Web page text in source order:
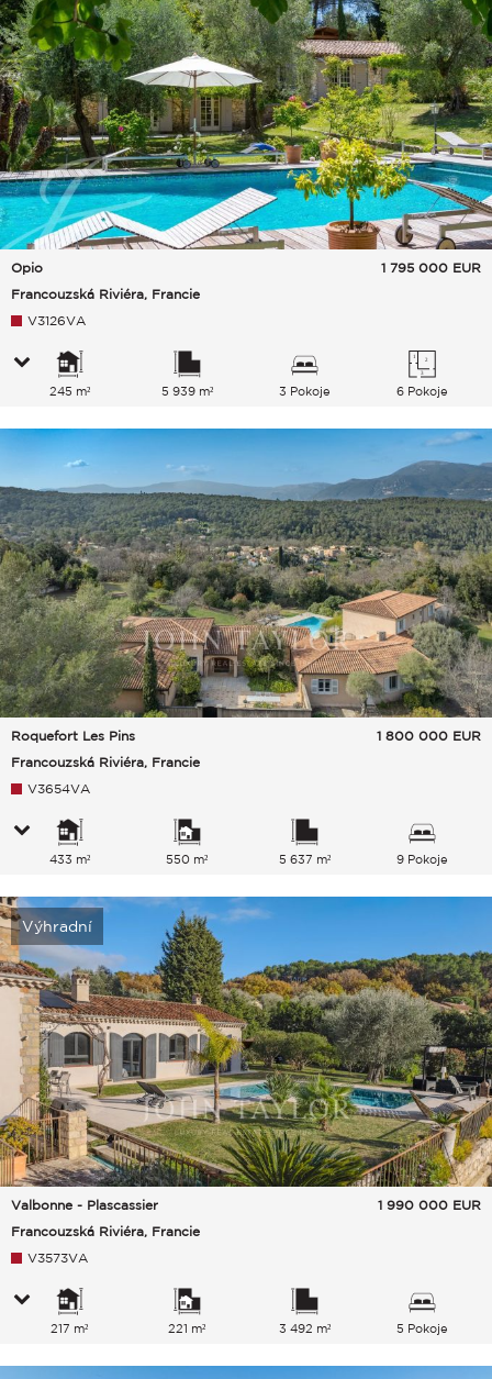
Opio
Francouzská Riviéra, Francie
1 795 000 EUR
V3126VA
245 m² 5 939 m² 3 Pokoje 6 Pokoje
Roquefort Les Pins
Francouzská Riviéra, Francie
1 800 000 EUR
V3654VA
433 m² 550 m² 5 637 m² 9 Pokoje
Výhradní
Valbonne - Plascassier
Francouzská Riviéra, Francie
1 990 000 EUR
V3573VA
217 m² 221 m² 3 492 m² 5 Pokoje